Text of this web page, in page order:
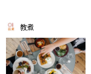
教煮